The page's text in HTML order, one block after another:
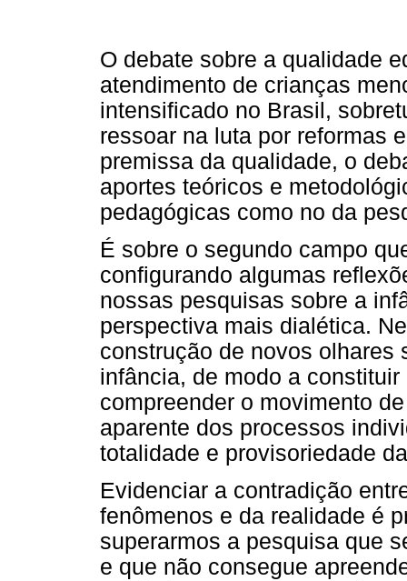
O debate sobre a qualidade
atendimento de crianças
intensificado no Brasil,
ressoar na luta por reformas
premissa da qualidade, o
aportes teóricos e
pedagógicas como no da
É sobre o segundo campo
configurando algumas
nossas pesquisas sobre a
perspectiva mais dialética.
construção de novos olhares
infância, de modo a
compreender o movimento
aparente dos processos
totalidade e provisoriedade
Evidenciar a contradição
fenômenos e da realidade é
superarmos a pesquisa que
e que não consegue